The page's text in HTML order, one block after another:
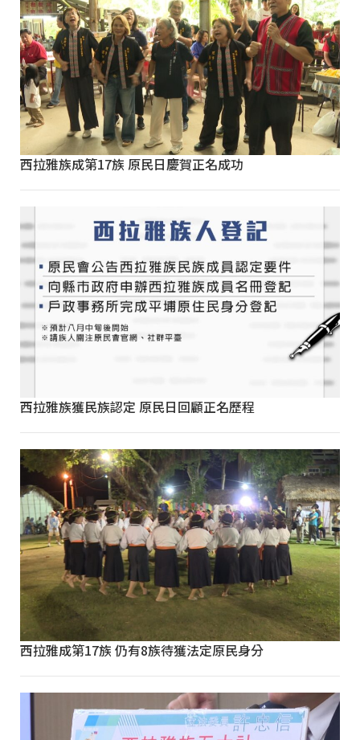
西拉雅族成第17族 原民日慶賀正名成功
西拉雅族獲民族認定 原民日回顧正名歷程
西拉雅成第17族 仍有8族待獲法定原民身分